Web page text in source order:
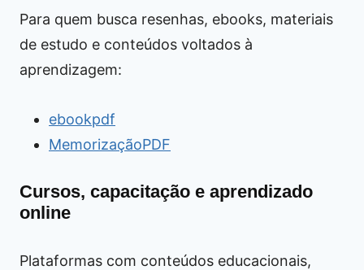
Para quem busca resenhas, ebooks, materiais
de estudo e conteúdos voltados à
aprendizagem:
ebookpdf
MemorizaçãoPDF
Cursos, capacitação e aprendizado
online
Plataformas com conteúdos educacionais,